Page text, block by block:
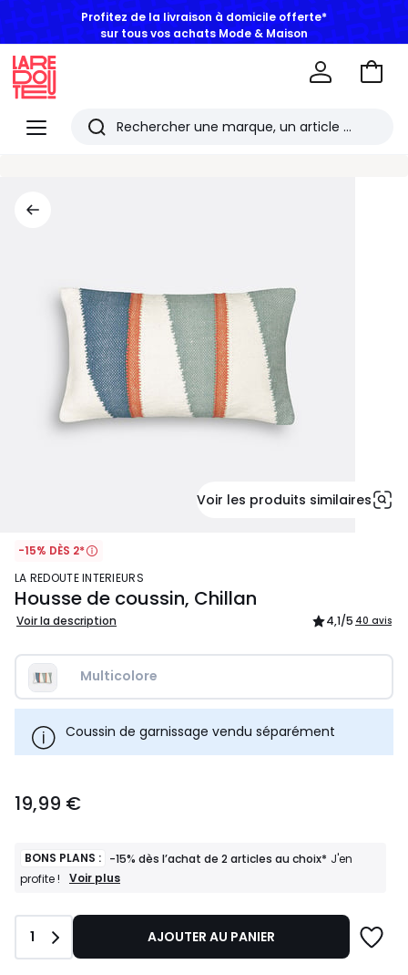
Profitez de la livraison à domicile offerte*
sur tous vos achats Mode & Maison
Menu
Redoute
Rechercher
Aller
Voir les produits similaires
-15% DÈS 2*
LA REDOUTE INTERIEURS
Housse de coussin, Chillan
Voir la description 4,1/5 40 avis
Multicolore
Coussin de garnissage vendu séparément
€.
19,99 €
BONS PLANS : -15% dès l’achat de 2 articles au choix* J'en
profite !
BONS
-15%
l’achat
Voir plus
Quantité
1 AJOUTER AU PANIER